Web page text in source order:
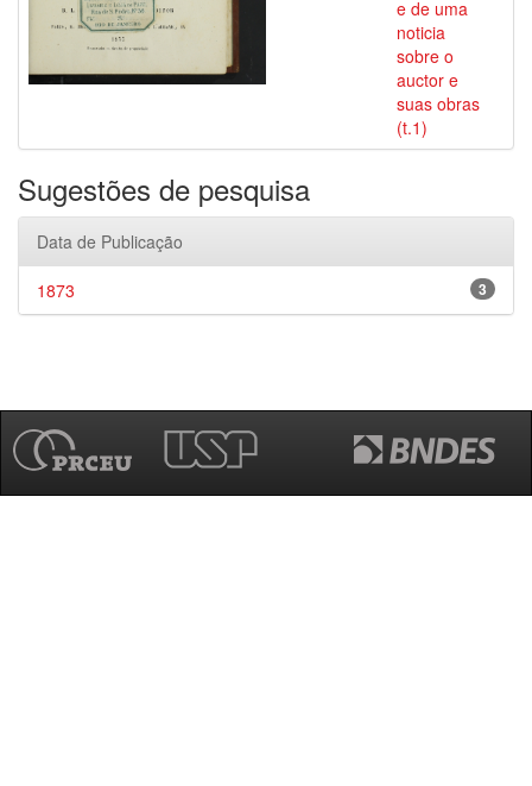
e de uma
noticia
sobre o
auctor e
suas obras
(t.1)
Sugestões de pesquisa
Data de Publicação
3
1873